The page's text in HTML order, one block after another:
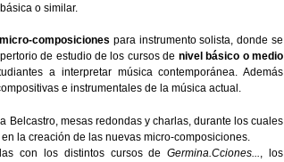
o similar.
micro-composiciones para instrumento solista, donde se
de estudio de los cursos de nivel básico o medio
a interpretar música contemporánea. Además
e instrumentales de la música actual.
Belcastro, mesas redondas y charlas, durante los cuales
la creación de las nuevas micro-composiciones.
con los distintos cursos deGermina.Cciones..., los